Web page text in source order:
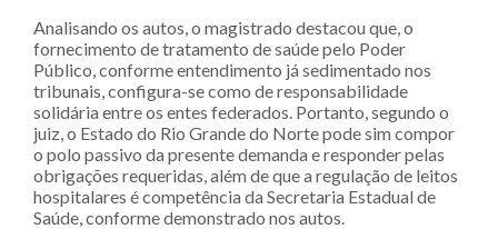
Analisando os autos, o magistrado destacou que, o
fornecimento de tratamento de saúde pelo Poder
Público, conforme entendimento já sedimentado nos
tribunais, configura-se como de responsabilidade
solidária entre os entes federados. Portanto, segundo o
juiz, o Estado do Rio Grande do Norte pode sim compor
o polo passivo da presente demanda e responder pelas
obrigações requeridas, além de que a regulação de leitos
hospitalares é competência da Secretaria Estadual de
Saúde, conforme demonstrado nos autos.